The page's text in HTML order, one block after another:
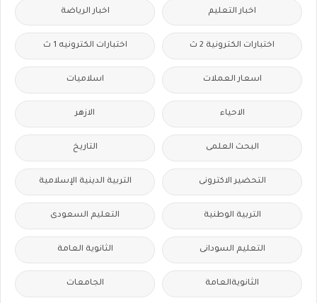
اخبار التعليم اخبار الرياضة
اختبارات الكترونية 2 ث اختبارات الكترونيه 1 ث
اسعار العملات اسلاميات
الاحياء الازهر
البحث العلمى التاريخ
التحضير الاكترونى التربية الدينية الإسلامية
التربية الوطنية التعليم السعودى
التعليم السودانى الثانوية العامة
الثانويةالعامة الجامعات